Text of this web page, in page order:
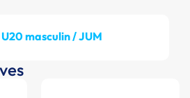
U20 masculin / JUM